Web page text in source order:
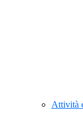
Attività